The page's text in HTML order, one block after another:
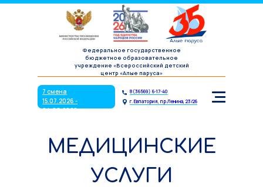
Федеральное государственное
бюджетное образовательное
учреждение «Всероссийский детский
центр «Алые паруса»
8(36569) 6-17-40
7 смена
15.07.2026 -
04.08.2026
г. Евпатория, пр.Ленина, 23/26
8(36569) 6-17-40
15.07.2026 -
04.08.2026
г. Евпатория, пр.Ленина, 23/26
МЕДИЦИНСКИЕ
УСЛУГИ